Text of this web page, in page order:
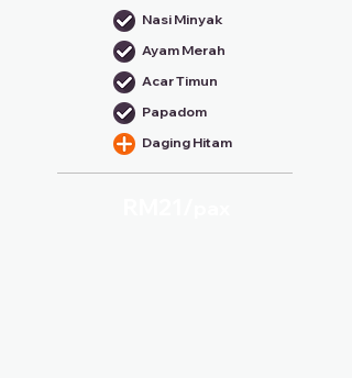
Nasi Minyak
Ayam Merah
Acar Timun
Papadom
Daging Hitam